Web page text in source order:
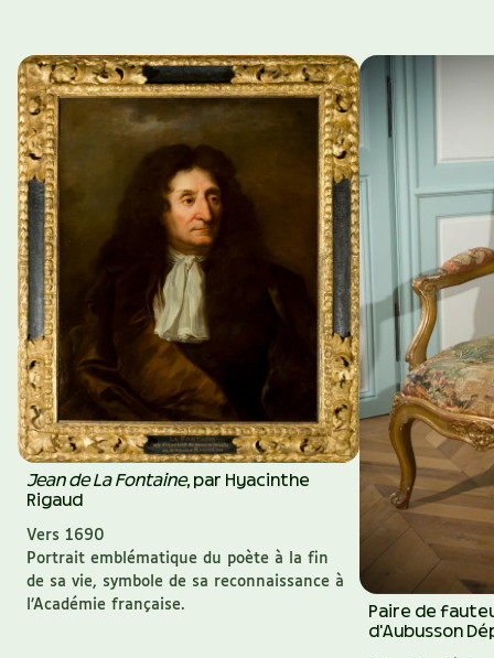
Jean de La Fontaine, par Hyacinthe
Rigaud
Vers 1690
Portrait emblématique du poète à la fin
de sa vie, symbole de sa reconnaissance à
l’Académie française.
Paire de
d'Aubusson